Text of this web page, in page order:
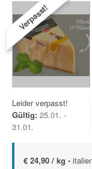
Verpasst!
Leider verpasst!
Gültig: 25.01. -
31.01.
€ 24,90 / kg -